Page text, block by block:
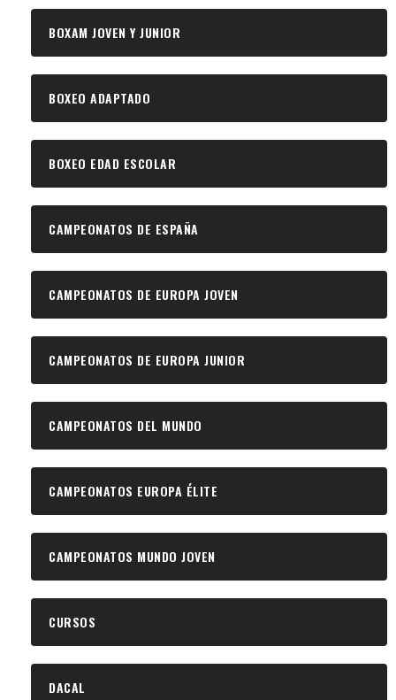
BOXAM JOVEN Y JUNIOR
BOXEO ADAPTADO
BOXEO EDAD ESCOLAR
CAMPEONATOS DE ESPAÑA
CAMPEONATOS DE EUROPA JOVEN
CAMPEONATOS DE EUROPA JUNIOR
CAMPEONATOS DEL MUNDO
CAMPEONATOS EUROPA ÉLITE
CAMPEONATOS MUNDO JOVEN
CURSOS
DACAL